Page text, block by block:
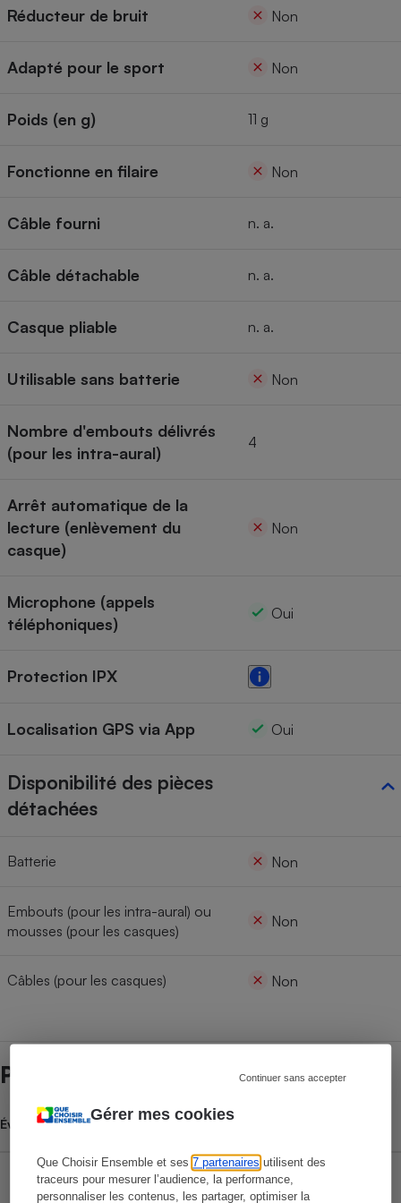
Gérer mes cookies
Que Choisir Ensemble et ses7 partenaires utilisent des
traceurs pour mesurer l’audience, la performance,
personnaliser les contenus, les partager, optimiser la
Continuer sans accepter
Réducteur de bruit Non
Adapté pour le sport Non
Poids (en g) 11 g
Fonctionne en filaire Non
Câble fourni n. a.
Câble détachable n. a.
Casque pliable n. a.
Utilisable sans batterie Non
Nombre d'embouts délivrés
(pour les intra-aural)
4
Arrêt automatique de la
lecture (enlèvement du
casque)
Non
Microphone (appels
téléphoniques)
Oui
Protection IPX
Localisation GPS via App Oui
Disponibilité des pièces
détachées
Batterie Non
Embouts (pour les intra-aural) ou
mousses (pour les casques)
Non
Câbles (pour les casques) Non
Prix et magasins
Évolution du prix moyen